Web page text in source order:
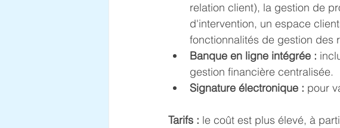
relation client), la gestion de
d'intervention, un espace
fonctionnalités de gestion des
Banque en ligne intégrée :
gestion financière centralisée.
Signature électronique : pour
Tarifs : le coût est plus élevé, à